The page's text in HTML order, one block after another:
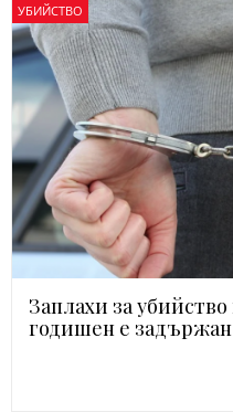
УБИЙСТВО
Заплахи за
годишен е задържан